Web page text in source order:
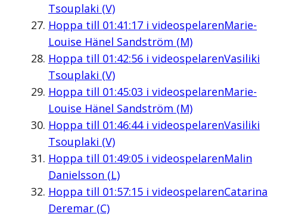
Tsouplaki (V)
Hoppa till 01:41:17i videospelarenMarie-
Louise Hänel Sandström (M)
Hoppa till 01:42:56i videospelarenVasiliki
Tsouplaki (V)
Hoppa till 01:45:03 i videospelarenMarie-
Louise Hänel Sandström (M)
Hoppa till 01:46:44i videospelarenVasiliki
Tsouplaki (V)
Hoppa till 01:49:05i videospelarenMalin
Danielsson (L)
Hoppa till 01:57:15i videospelarenCatarina
Deremar (C)